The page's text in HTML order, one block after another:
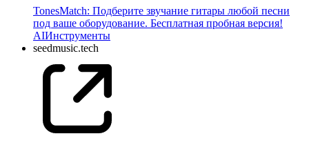
TonesMatch: Подберите звучание гитары любой песни
под ваше оборудование. Бесплатная пробная версия!
AIИнструменты
seedmusic.tech